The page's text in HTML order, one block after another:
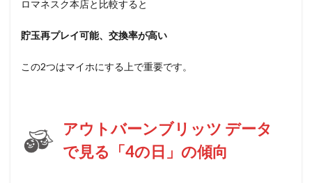
ロマネスク本店と比較すると
貯玉再プレイ可能、 交換率が高い
この2つはマイホにする上で重要です。
アウトバーンブリッツ データ
で見る「4の日」の傾向